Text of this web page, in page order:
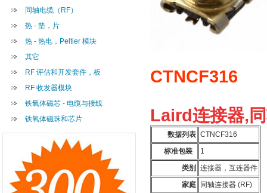
同轴电缆（RF）
热 - 垫，片
热 - 热电，Peltier 模块
其它
RF 评估和开发套件，板
RF 收发器模块
铁氧体磁芯 - 电缆与接线
铁氧体磁珠和芯片
CTNCF316
Laird连接器,
数据列表 CTNCF316
标准包装
1
类别
连接器，互连器件
家庭
同轴连接器 (RF)